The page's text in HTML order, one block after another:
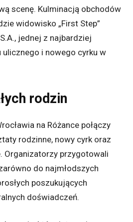
scenę. Kulminacją obchodów
widowisko „First Step”
jednej z najbardziej
ulicznego i nowego cyrku w
rodzin
na Różance połączy
rodzinne, nowy cyrk oraz
Organizatorzy przygotowali
do najmłodszych
poszukujących
doświadczeń.